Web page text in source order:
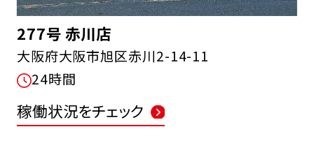
277号 赤川店
大阪府大阪市旭区赤川2-14-11
24時間
稼働状況をチェック